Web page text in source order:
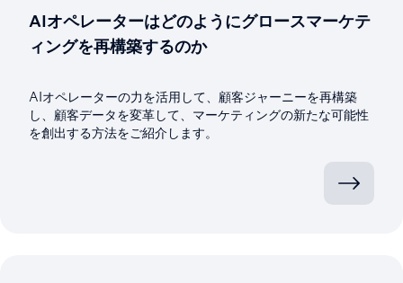
AIオペレーターはどのようにグロースマーケテ
ィングを再構築するのか
AIオペレーターの力を活用して、顧客ジャーニーを再構築
し、顧客データを変革して、マーケティングの新たな可能性
を創出する方法をご紹介します。